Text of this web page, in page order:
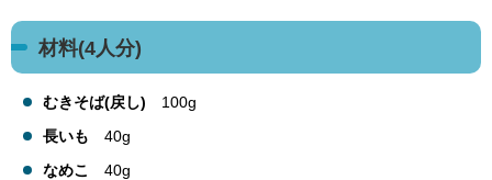
材料(4人分)
むきそば(戻し) 100g
長いも 40g
なめこ 40g